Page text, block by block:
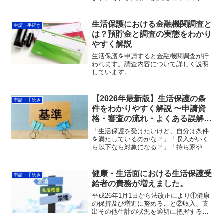
あった時 のみ発行する場合があります。
発行された支給金額決定...
申請・手続き
生活保護における金融機関調査と
は？預貯金と調査の実態をわかり
やすく解説
生活保護を申請すると金融機関調査が行
われます。調査内容について詳しく説明
しています。
申請・手続き
【2026年最新版】生活保護の条
件をわかりやすく解説 〜申請資
格・審査の流れ・よくある誤解ま
で初心者向けに徹底ガイド〜
「生活保護を受けたいけど、自分は条件
を満たしているのかな？」「収入がいく
ら以下なら対象になる？」「持ち家や車
が、この「条件」に関する疑問です。生
活保護の条件（受給要件）...
申請・手続き
健康・生活面における生活保護受
給者の責務が増えました。
平成26年1月1日から法改正により①健康
の保持及び増進に努めること②収入、支
出その他生計の状況を適切に把握するこ